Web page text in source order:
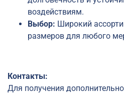
воздействиям.
Выбор: Широкий
размеров для любого
Контакты:
Для получения